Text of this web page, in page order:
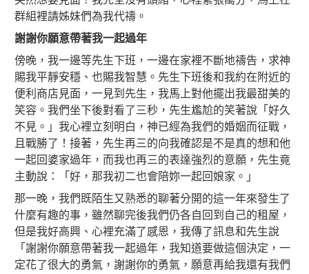
群組裡請姊妹們為我代禱。
謝謝你願意帶著我一起過年
傍晚，我一邊等先生下班，一邊在家裡不斷地禱告，求神
賜我平靜安穩、也賜我智慧。先生下班後和我約在附近的
便利商店見面，一見到先生，我馬上對他擺出我最甜美的
笑容。我們坐下後對看了三秒，先生尷尬的笑著說「好久
不見。」我心裡立刻明白，神已經為我們的婚姻而征戰，
且戰勝了！接著，先生再三的向我確認是不是真的想和他
一起回婆家過年，而我也再三的表達強烈的意願，先生竟
主動說：「好，那我初二也會陪妳一起回娘家。」
那一晚，我們既陌生又熟悉的聊著分開的這一年來發生了
什麼有趣的事，雖然聊完後我們仍各自回到自己的租屋，
但是我好高興、心裡充滿了感恩，我傳了訊息和先生說
「謝謝你願意帶著我一起過年，我知道要做這個決定，一
定花了很大的勇氣，謝謝你的勇氣，願意再給我還有我們